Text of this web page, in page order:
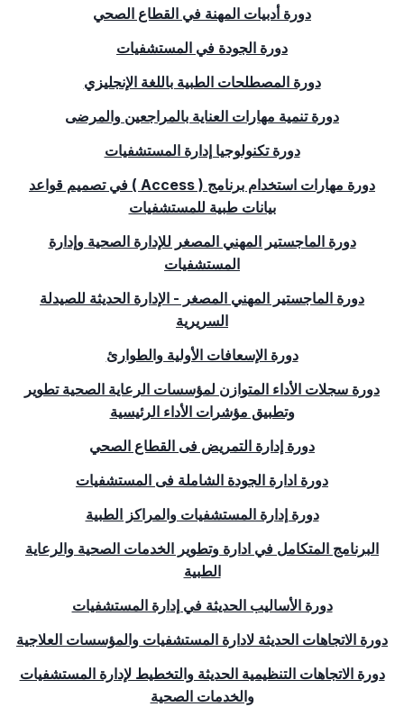
دورة أدبيات المهنة في القطاع الصحي
دورة الجودة في المستشفيات
دورة المصطلحات الطبية باللغة الإنجليزي
دورة تنمية مهارات العناية بالمراجعين والمرضى
دورة تكنولوجيا إدارة المستشفيات
دورة مهارات استخدام برنامج (Access) في تصميم قواعد
بيانات طبية للمستشفيات
دورة الماجستير المهني المصغر للإدارة الصحية وإدارة
المستشفيات
دورة الماجستير المهني المصغر - الإدارة الحديثة للصيدلة
السريرية
دورة الإسعافات الأولية والطوارئ
دورة سجلات الأداء المتوازن لمؤسسات الرعاية الصحية تطوير
وتطبيق مؤشرات الأداء الرئيسية
دورة إدارة التمريض فى القطاع الصحي
دورة ادارة الجودة الشاملة فى المستشفيات
دورة إدارة المستشفيات والمراكز الطبية
البرنامج المتكامل في ادارة وتطوير الخدمات الصحية والرعاية
الطبية
دورة الأساليب الحديثة في إدارة المستشفيات
دورة الاتجاهات الحديثة لادارة المستشفيات والمؤسسات العلاجية
دورة الاتجاهات التنظيمية الحديثة والتخطيط لإدارة المستشفيات
والخدمات الصحية